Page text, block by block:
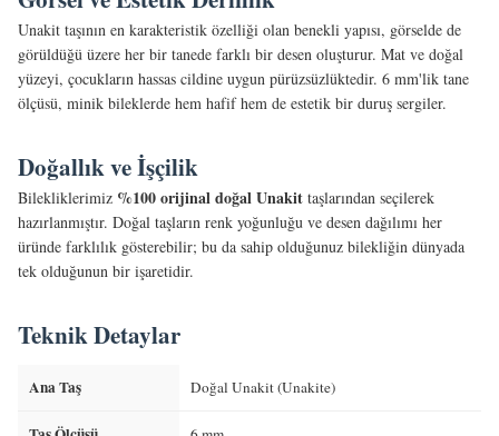
Unakit taşının en karakteristik özelliği olan benekli yapısı, görselde de
görüldüğü üzere her bir tanede farklı bir desen oluşturur. Mat ve doğal
yüzeyi, çocukların hassas cildine uygun pürüzsüzlüktedir. 6 mm'lik tane
ölçüsü, minik bileklerde hem hafif hem de estetik bir duruş sergiler.
Doğallık ve İşçilik
Bilekliklerimiz %100 orijinal doğal Unakit taşlarından seçilerek
hazırlanmıştır. Doğal taşların renk yoğunluğu ve desen dağılımı her
üründe farklılık gösterebilir; bu da sahip olduğunuz bilekliğin dünyada
tek olduğunun bir işaretidir.
Teknik Detaylar
Ana Taş Doğal Unakit (Unakite)